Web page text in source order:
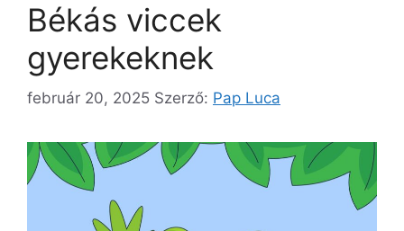
Békás viccek
gyerekeknek
február 20, 2025 Szerző: Pap Luca